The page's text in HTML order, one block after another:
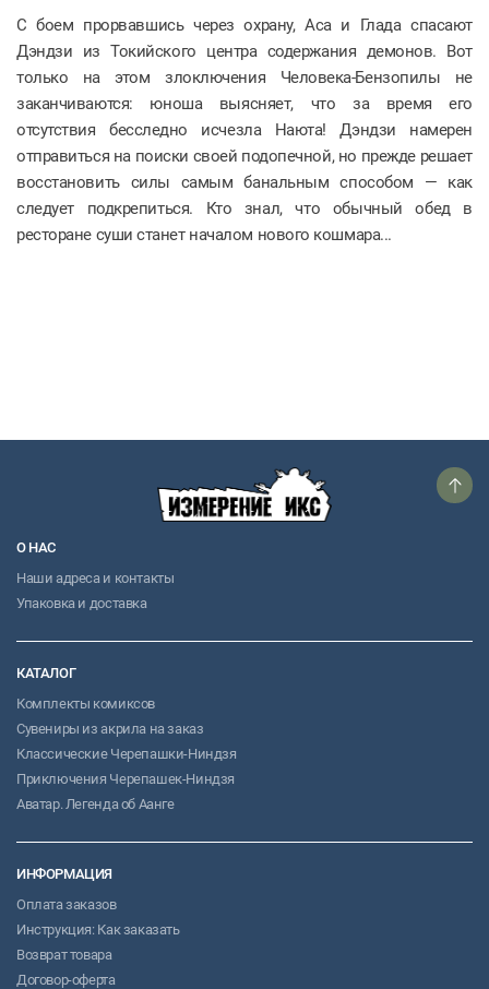
С боем прорвавшись через охрану, Аса и Глада спасают
Дэндзи из Токийского центра содержания демонов. Вот
только на этом злоключения Человека-Бензопилы не
заканчиваются: юноша выясняет, что за время его
отсутствия бесследно исчезла Наюта! Дэндзи намерен
отправиться на поиски своей подопечной, но прежде решает
восстановить силы самым банальным способом — как
следует подкрепиться. Кто знал, что обычный обед в
ресторане суши станет началом нового кошмара...
О НАС
Наши адреса и контакты
Упаковка и доставка
КАТАЛОГ
Комплекты комиксов
Сувениры из акрила на заказ
Классические Черепашки-Ниндзя
Приключения Черепашек-Ниндзя
Аватар. Легенда об Аанге
ИНФОРМАЦИЯ
Оплата заказов
Инструкция: Как заказать
Возврат товара
Договор-оферта